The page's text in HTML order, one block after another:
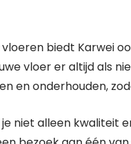
biedt Karwei
vloer er altijd als
en onderhouden,
niet alleen kwaliteit